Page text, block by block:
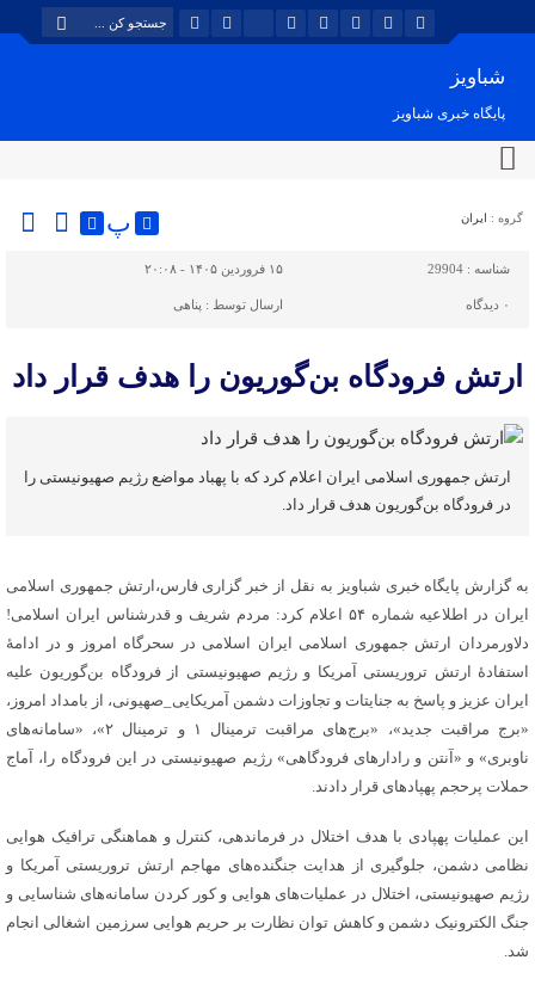
شباویز
پایگاه خبری شباویز
گروه : ایران پ
شناسه : 29904 ۱۵ فروردین ۱۴۰۵ - ۲۰:۰۸
۰ دیدگاه ارسال توسط : پناهی
ارتش فرودگاه بن‌گوریون را هدف قرار داد
ارتش جمهوری اسلامی ایران اعلام کرد که با پهباد مواضع رژیم صهیونیستی را
در فرودگاه بن‌گوریون هدف قرار داد.
به گزارش پایگاه خبری شباویز به نقل از خبر گزاری فارس،ارتش جمهوری اسلامی
ایران در اطلاعیه شماره ۵۴ اعلام کرد: مردم شریف و قدرشناس ایران اسلامی!
دلاورمردان ارتش جمهوری اسلامی ایران اسلامی در سحرگاه امروز و در ادامهٔ
استفادهٔ ارتش تروریستی آمریکا و رژیم صهیونیستی از فرودگاه بن‌گوریون علیه
ایران عزیز و پاسخ به جنایتات و تجاوزات دشمن آمریکایی_صهیونی، از بامداد امروز،
«برج مراقبت جدید»، «برج‌های مراقبت ترمینال ۱ و ترمینال ۲»، «سامانه‌های
ناوبری» و «آنتن و رادار‌های فرودگاهی» رژیم صهیونیستی در این فرودگاه را، آماج
حملات پرحجم پهپاد‌های قرار دادند.
این عملیات پهپادی با هدف اختلال در فرماندهی، کنترل و هماهنگی ترافیک هوایی
نظامی دشمن، جلوگیری از هدایت جنگنده‌های مهاجم ارتش تروریستی آمریکا و
رژیم صهیونیستی، اختلال در عملیات‌های هوایی و کور کردن سامانه‌های شناسایی و
جنگ الکترونیک دشمن و کاهش توان نظارت بر حریم هوایی سرزمین اشغالی انجام
شد.